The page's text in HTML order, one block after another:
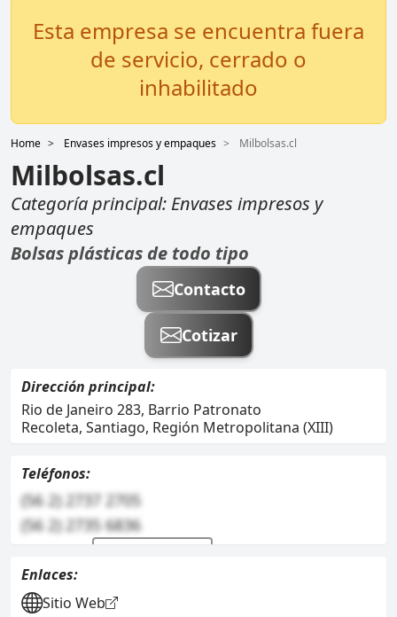
Esta empresa se encuentra fuera
de servicio, cerrado o
inhabilitado
Home Envases impresos y empaques Milbolsas.cl
Milbolsas.cl
Categoría principal: Envases impresos y
empaques
Bolsas plásticas de todo tipo
Contacto
Cotizar
Dirección principal:
Rio de Janeiro 283, Barrio Patronato
Recoleta, Santiago, Región Metropolitana (XIII)
Teléfonos:
(56 2) 2737 2705
(56 2) 2735 6836
Enlaces:
Sitio Web